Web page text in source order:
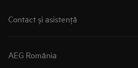
Contact și asistenţă
AEG România